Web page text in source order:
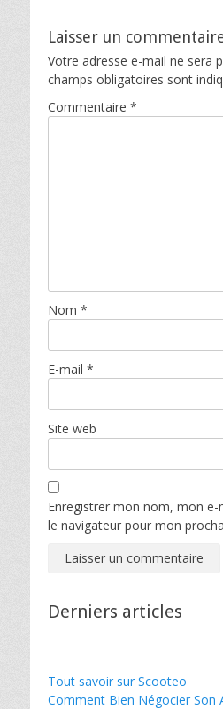
Laisser un
Votre adresse e-mail ne sera
champs obligatoires sont
Commentaire *
Nom *
E-mail *
Site web
Enregistrer mon nom, mon
le navigateur pour mon
Derniers articles
Tout savoir sur Scooteo
Comment Bien Négocier Son